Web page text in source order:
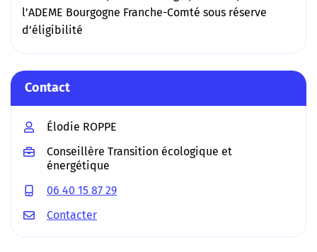
l’ADEME Bourgogne Franche-Comté sous réserve
d’éligibilité
Contact
Élodie ROPPE
Conseillère Transition écologique et
énergétique
06 40 15 87 29
Contacter